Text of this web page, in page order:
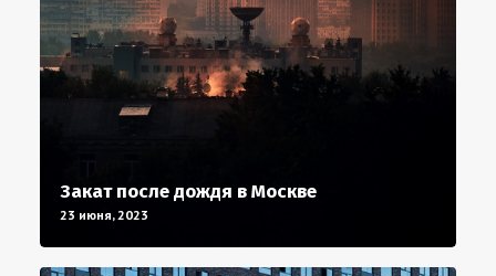
Закат после дождя в Москве
23 июня, 2023